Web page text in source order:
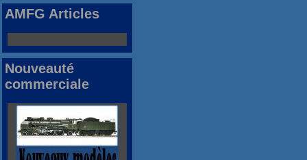
AMFG Articles
Nouveauté
commerciale